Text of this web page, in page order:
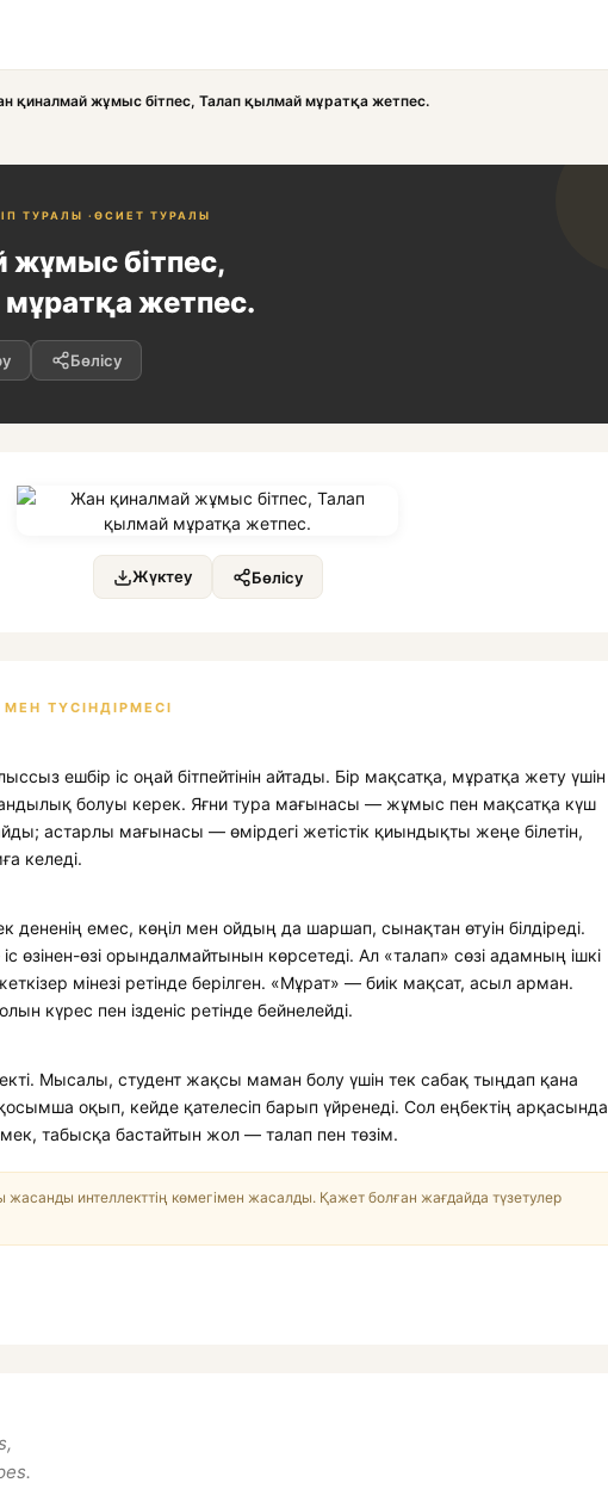
қиналмай жұмыс бітпес, Талап қылмай мұратқа жетпес.
ТУРАЛЫ · ӨСИЕТ ТУРАЛЫ
бітпес,
жетпес.
Бөлісу
Жүктеу Бөлісу
ТҮСІНДІРМЕСІ
ешбір іс оңай бітпейтінін айтады. Бір мақсатқа, мұратқа жету үшін
болуы керек. Яғни тура мағынасы — жұмыс пен мақсатқа күш
астарлы мағынасы — өмірдегі жетістік қиындықты жеңе білетін,
келеді.
дененің емес, көңіл мен ойдың да шаршап, сынақтан өтуін білдіреді.
өзінен-өзі орындалмайтынын көрсетеді. Ал «талап» сөзі адамның ішкі
мінезі ретінде берілген. «Мұрат» — биік мақсат, асыл арман.
күрес пен ізденіс ретінде бейнелейді.
Мысалы, студент жақсы маман болу үшін тек сабақ тыңдап қана
оқып, кейде қателесіп барып үйренеді. Сол еңбектің арқасында
табысқа бастайтын жол — талап пен төзім.
интеллекттің көмегімен жасалды. Қажет болған жағдайда түзетулер